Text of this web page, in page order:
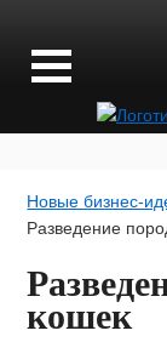
Новые бизнес-
Разведение
кошек